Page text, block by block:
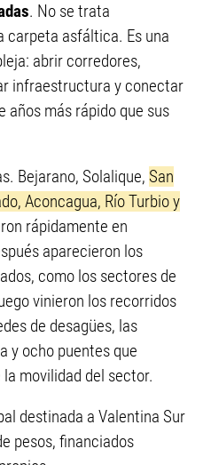
. No se trata
carpeta asfáltica. Es una
abrir corredores,
infraestructura y conectar
años más rápido que sus
Bejarano, Solalique, San
Aconcagua, Río Turbio y
rápidamente en
aparecieron los
como los sectores de
vinieron los recorridos
de desagües, las
y ocho puentes que
movilidad del sector.
destinada a Valentina Sur
pesos, financiados